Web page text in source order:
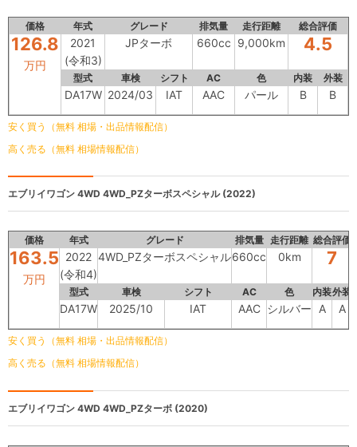
価格 年式 グレード 排気量 走行距離 総合評価
126.8
万円
2021
(令和3)
JPターボ 660cc 9,000km 4.5
型式 車検 シフト AC 色 内装 外装
DA17W 2024/03 IAT AAC パール B B
安く買う（無料 相場・出品情報配信）
高く売る（無料 相場情報配信）
エブリイワゴン 4WD 4WD_PZターボスペシャル (2022)
価格 年式 グレード 排気量 走行距離 総合評価
163.5
万円
2022
(令和4)
4WD_PZターボスペシャル660cc 0km 7
型式 車検 シフト AC 色 内装外装
DA17W 2025/10 IAT AAC シルバー A A
安く買う（無料 相場・出品情報配信）
高く売る（無料 相場情報配信）
エブリイワゴン 4WD 4WD_PZターボ (2020)